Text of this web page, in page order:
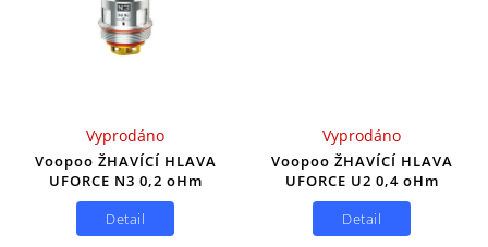
Voopoo ŽHAVÍCÍ HLAVA
UFORCE N3 0,2 oHm
Vyprodáno
Detail
Voopoo ŽHAVÍCÍ HLAVA
UFORCE U2 0,4 oHm
Vyprodáno
Detail